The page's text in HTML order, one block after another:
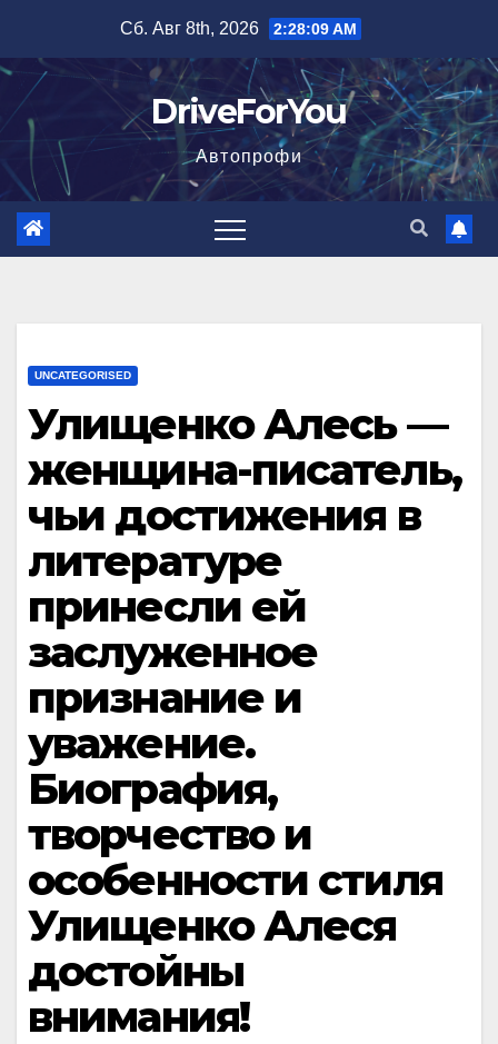
содержимому
Сб. Авг 8th, 2026 2:28:10 AM
DriveForYou
Автопрофи
UNCATEGORISED
Улищенко Алесь —
женщина-писатель,
чьи достижения в
литературе
принесли ей
заслуженное
признание и
уважение.
Биография,
творчество и
особенности стиля
Улищенко Алеся
достойны
внимания!